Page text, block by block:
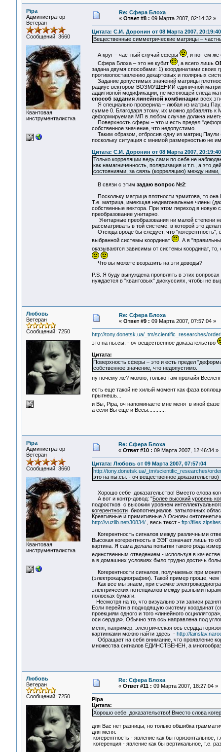
Pipa
Администратор
Ветеран
Сообщений: 3660
Квантовая
инструменталистка
Re: Сфера Блоха
« Ответ #8 : 09 Марта 2007, 02:14:32 »
Цитата: С.И. Доронин от 08 Марта 2007, 20:19:40
Вещественные симметрические матрицы –
А круг – частный случай сферы
, и по тем же
Сфера Блоха – это не кубит
, а всего лишь
задана двумя способами: 1) координатами своих
противопоставлению декартовых и полярных
Задание допустимых значений матрицы
радиус вектором ВОЗМУЩЕНИЙ единичной
аддитивной модификации, не меняющей следа
способ задания линейной комбинации всех
Я специально проверила – любая из матриц
сумме 0. Благодаря этому, их можно добавлять к
деформируемая МП в любом случае должна
Поверхность сферы – это и есть предел
собственное значение, что недопустимо.
Таким образом, отбросив одну из матриц
поскольку ситуация с мнимой размерностью не
Цитата: С.И. Доронин от 08 Марта 2007, 20:19:40
Только корреляции ведь сами по себе не
как намагниченность, поляризация и т.п., а это
состояниями, за связь (корреляцию) между
В связи с этим задаю вопрос №2:
Поскольку матрица плотности эрмитова, то
Т.е. матрица, имеющая недиагональные члены
собственные вектора. При этом переход в новую
преобразование унитарно.
Унитарные преобразования ни малой степени
рассматривать в той системе, в которой это
Отсюда вроде бы следует, что
выбранной системы координат
. А в
оказываются зависимы от системы координат,
Что вы можете возразить на эти доводы?
P.S. Я буду вынуждена проявлять в этих
нуждается в "квантовых" дискуссиях, чтобы не
Любовь
Ветеран
Сообщений: 7250
Re: Сфера Блоха
« Ответ #9 : 09 Марта 2007, 07:57:04 »
http://tony.donetsk.ua/_tm/scientific_researches/
это на пы.сы. - оч вещественное доказательство
Цитата:
Поверхность сферы – это и есть предел
собственное значение, что недопустимо.
ну почему же? можно, только там пролайя
есть еще такой не хилый момент как фаза
прыгнешь...
и Вы, Pipa, оч напоминаете мне меня в иной
а если Вы еще и Весы............
Pipa
Администратор
Ветеран
Сообщений: 3660
Квантовая
инструменталистка
Re: Сфера Блоха
« Ответ #10 : 09 Марта 2007, 12:46:34 »
Цитата: Любовь от 09 Марта 2007, 07:57:04
http://tony.donetsk.ua/_tm/scientific_researches/
это на пы.сы. - оч вещественное доказательство)
Хорошо себе доказательство! Вместо слова
А вот и контр-довод: "Более высокий уровень
подростков с высоким уровнем
когерентностибиопотнециалов затылочных
Креативные и примитивные // Основы
http://vuzlib.net/30834/, весь текст - ftp://
Когерентность сигналов между различными
Высокая когерентность в ЭЭГ означает лишь то
картина. Я сама делала попытки такого рода
единственным отведением - используя в
а в домашних условиях было трудно достичь
Когерентности сигналов, получаемых при
(электрокардиографии). Такой пример проще,
Как все мы знаем, при съемке
электрических потенциалов между разными
полосках бумаги.
Несмотря на то, что визуально эти записи
Если перейти в подходящую систему координат
проекциям одного и того «линейного
оси сердца». Обычно эта ось направлена под
меня, например, электрическая ось сердца
картинками можно найти здесь - http://
Обращает на себя внимание, что проявление
множества сигналов ЕДИНСТВЕНЕН, а
Любовь
Ветеран
Сообщений: 7250
Re: Сфера Блоха
« Ответ #11 : 09 Марта 2007, 18:27:04 »
Pipa
Цитата:
Хорошо себе доказательство! Вместо слова
для Вас нет разницы, но только обшибка
для меня:
когерентность - явление как бы горизонтальное,
когеренция - явление как бы вертикальное, т.е.